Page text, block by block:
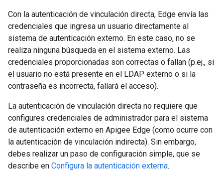
Con la autenticación de vinculación directa, Edge envía las
credenciales que ingresa un usuario directamente al
sistema de autenticación externo. En este caso, no se
realiza ninguna búsqueda en el sistema externo. Las
credenciales proporcionadas son correctas o fallan (p.ej., si
el usuario no está presente en el LDAP externo o si la
contraseña es incorrecta, fallará el acceso).
La autenticación de vinculación directa no requiere que
configures credenciales de administrador para el sistema
de autenticación externo en Apigee Edge (como ocurre con
la autenticación de vinculación indirecta). Sin embargo,
debes realizar un paso de configuración simple, que se
describe en Configura la autenticación externa.